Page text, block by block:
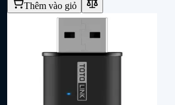
Thêm vào giỏ